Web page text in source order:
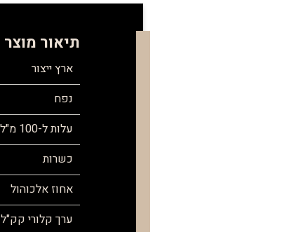
תיאור מוצר
ארץ ייצור
נפח
עלות ל-100 מ"ל
כשרות
אחוז אלכוהול
ערך קלורי קק"ל ל-